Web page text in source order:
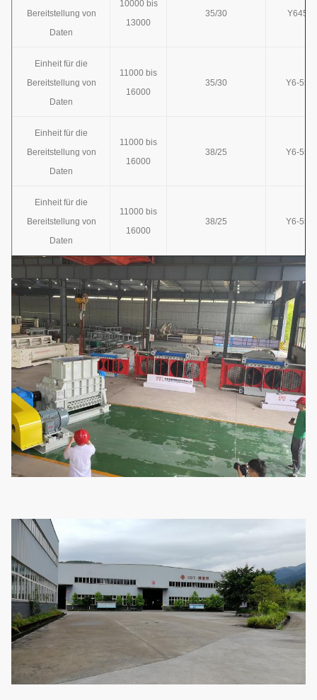
Bereitstellung von
Daten
10000 bis
13000
35/30 Y645/
Einheit für die
Bereitstellung von
Daten
11000 bis
16000
35/30 Y6-55/
Einheit für die
Bereitstellung von
Daten
11000 bis
16000
38/25 Y6-55/
Einheit für die
Bereitstellung von
Daten
11000 bis
16000
38/25 Y6-55/